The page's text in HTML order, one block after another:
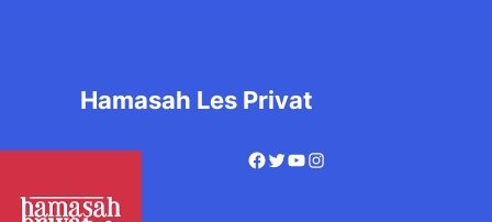
Hamasah Les Privat
Facebook Twitter YouTube Instagram